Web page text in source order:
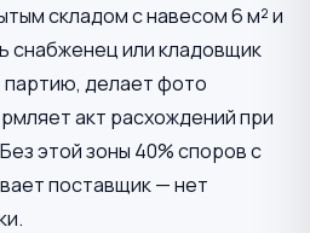
складом с навесом 6 м² и
снабженец или кладовщик
делает фото
акт расхождений при
этой зоны 40% споров с
поставщик — нет